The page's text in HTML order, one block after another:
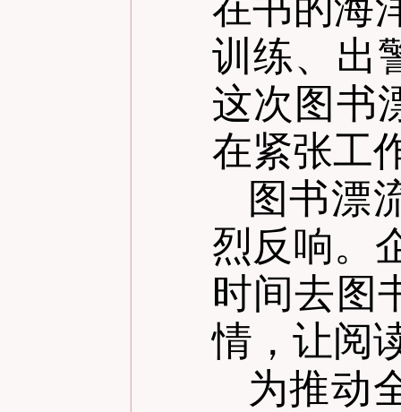
训练、出
这次图书
在紧张工
图书漂
烈反响。
时间去图
情，让阅
为推动